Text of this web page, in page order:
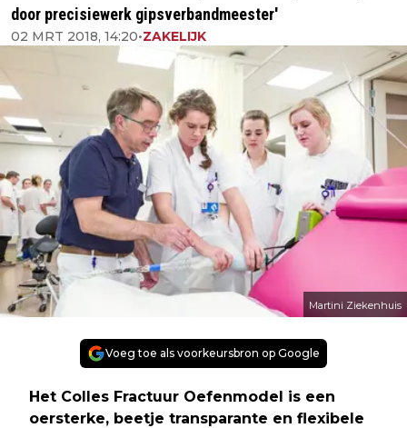
door precisiewerk gipsverbandmeester'
02 MRT 2018, 14:20•ZAKELIJK
Martini Ziekenhuis
Voeg toe als voorkeursbron op Google
Het Colles Fractuur Oefenmodel is een
oersterke, beetje transparante en flexibele